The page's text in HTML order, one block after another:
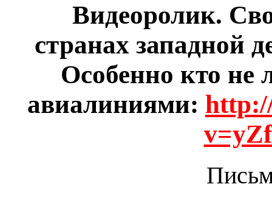
Видеоролик.
странах западной
Особенно кто не
авиалиниями: